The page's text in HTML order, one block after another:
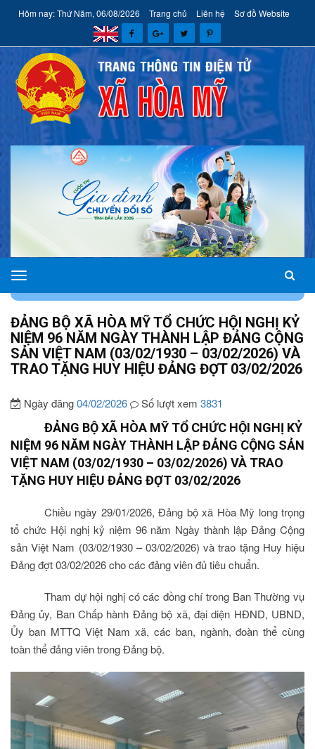
Hôm nay: Thứ Năm, 06/08/2026 Trang chủ Liên hệ Sơ đồ Website
xã
Hòa
Mỹ
ĐẢNG BỘ XÃ HÒA MỸ TỔ CHỨC HỘI NGHỊ KỶ
NIỆM 96 NĂM NGÀY THÀNH LẬP ĐẢNG CỘNG
SẢN VIỆT NAM (03/02/1930 – 03/02/2026) VÀ
TRAO TẶNG HUY HIỆU ĐẢNG ĐỢT 03/02/2026
Ngày đăng04/02/2026 Số lượt xem 3831
ĐẢNG BỘ XÃ HÒA MỸ TỔ CHỨC HỘI NGHỊ KỶ
NIỆM 96 NĂM NGÀY THÀNH LẬP ĐẢNG CỘNG SẢN
VIỆT NAM (03/02/1930 – 03/02/2026) VÀ TRAO
TẶNG HUY HIỆU ĐẢNG ĐỢT 03/02/2026
Chiều ngày 29/01/2026, Đảng bộ xã Hòa Mỹ long trọng
tổ chức Hội nghị kỷ niệm 96 năm Ngày thành lập Đảng Cộng
sản Việt Nam (03/02/1930 – 03/02/2026) và trao tặng Huy hiệu
Đảng đợt 03/02/2026 cho các đảng viên đủ tiêu chuẩn.
Tham dự hội nghị có các đồng chí trong Ban Thường vụ
Đảng ủy, Ban Chấp hành Đảng bộ xã, đại diện HĐND, UBND,
Ủy ban MTTQ Việt Nam xã, các ban, ngành, đoàn thể cùng
toàn thể đảng viên trong Đảng bộ.